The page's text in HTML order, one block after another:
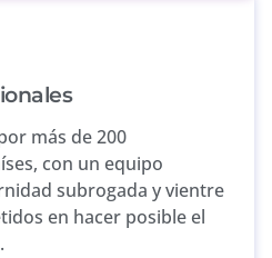
más de 200
con un equipo
subrogada y vientre
en hacer posible el